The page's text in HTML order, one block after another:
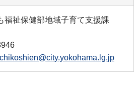
福祉保健部地域子育て支援課